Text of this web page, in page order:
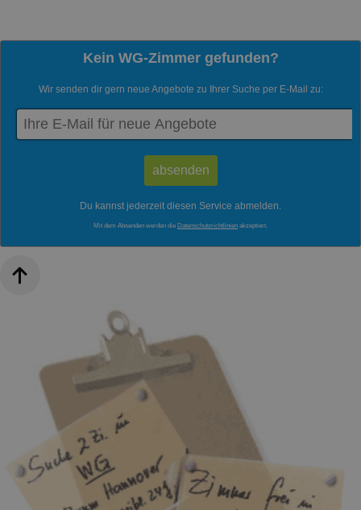
Kein WG-Zimmer gefunden?
Wir senden dir gern neue Angebote zu Ihrer Suche per E-Mail zu:
Du kannst jederzeit diesen Service abmelden.
Mit dem Absenden werden die Datenschutzrichtlinien akzeptiert.